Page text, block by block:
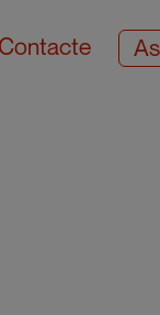
Contacte